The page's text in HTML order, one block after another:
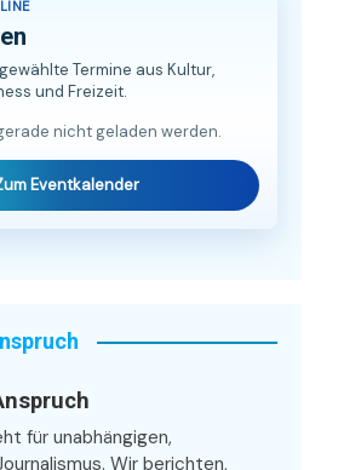
Termine aus Kultur,
und Freizeit.
nicht geladen werden.
Eventkalender
für unabhängigen,
Wir berichten,